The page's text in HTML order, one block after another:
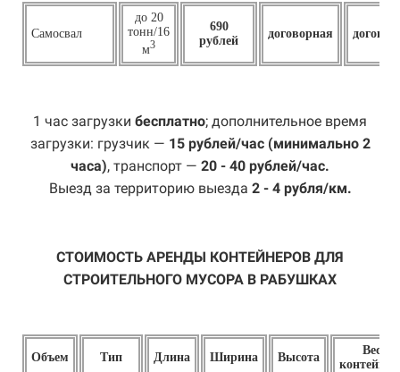
Самосвал
до 20
тонн/16
м3
690
рублей
договорная
1 час загрузки бесплатно; дополнительное время
загрузки: грузчик — 15 рублей/час (минимально 2
часа), транспорт — 20 - 40 рублей/час.
Выезд за территорию выезда 2 - 4 рубля/км.
СТОИМОСТЬ АРЕНДЫ КОНТЕЙНЕРОВ ДЛЯ
СТРОИТЕЛЬНОГО МУСОРА В РАБУШКАХ
Объем Тип Длина Ширина Высота
Вес